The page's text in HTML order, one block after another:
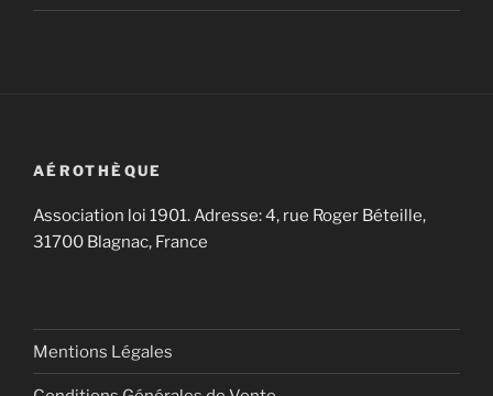
AÉROTHÈQUE
Association loi 1901. Adresse: 4, rue Roger Béteille,
31700 Blagnac, France
Mentions Légales